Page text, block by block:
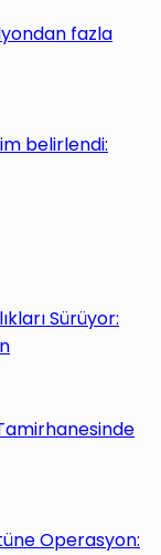
fazla
belirlendi:
Sürüyor:
Operasyon: